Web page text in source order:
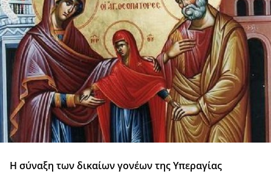
Η σύναξη των δικαίων γονέων της Υπεραγίας